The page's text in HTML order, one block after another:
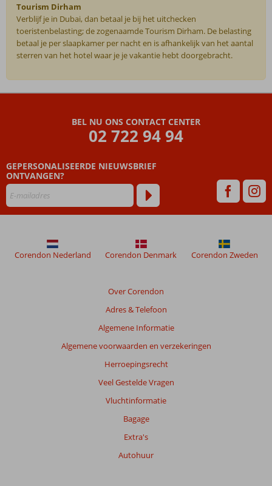
Tourism Dirham
Verblijf je in Dubai, dan betaal je bij het uitchecken
toeristenbelasting; de zogenaamde Tourism Dirham. De belasting
betaal je per slaapkamer per nacht en is afhankelijk van het aantal
sterren van het hotel waar je je vakantie hebt doorgebracht.
na
hun
verblijf
in
maanden
BEL NU ONS CONTACT CENTER
02 722 94 94
GEPERSONALISEERDE NIEUWSBRIEF
ONTVANGEN?
Over Corendon
Adres & Telefoon
Algemene Informatie
Algemene voorwaarden en verzekeringen
Herroepingsrecht
Veel Gestelde Vragen
Vluchtinformatie
Bagage
Extra's
Autohuur
Corendon Nederland Corendon Denmark Corendon Zweden